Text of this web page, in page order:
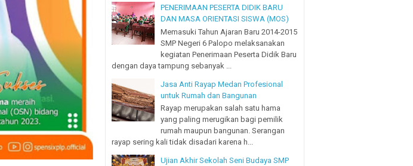
PENERIMAAN PESERTA DIDIK BARU
DAN MASA ORIENTASI SISWA (MOS)
Memasuki Tahun Ajaran Baru 2014-2015
SMP Negeri 6 Palopo melaksanakan
kegiatan Penerimaan Peserta Didik Baru
dengan daya tampung sebanyak ...
Jasa Anti Rayap Medan Profesional
untuk Rumah dan Bangunan
Rayap merupakan salah satu hama
yang paling merugikan bagi pemilik
rumah maupun bangunan. Serangan
rayap sering kali tidak disadari karena h...
Ujian Akhir Sekolah Seni Budaya SMP